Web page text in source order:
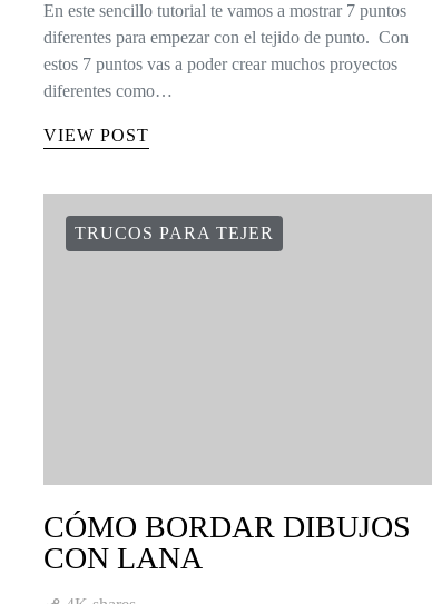
En este sencillo tutorial te vamos a mostrar 7 puntos
diferentes para empezar con el tejido de punto. Con
estos 7 puntos vas a poder crear muchos proyectos
diferentes como…
VIEW POST
TRUCOS PARA TEJER
CÓMO BORDAR DIBUJOS
CON LANA